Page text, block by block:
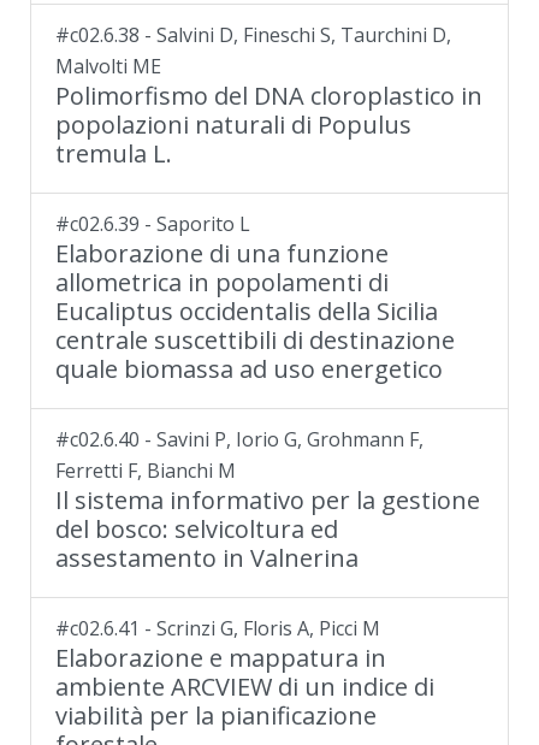
#c02.6.38 - Salvini D, Fineschi S, Taurchini D,
Malvolti ME
Polimorfismo del DNA cloroplastico in
popolazioni naturali di Populus
tremula L.
#c02.6.39 - Saporito L
Elaborazione di una funzione
allometrica in popolamenti di
Eucaliptus occidentalis della Sicilia
centrale suscettibili di destinazione
quale biomassa ad uso energetico
#c02.6.40 - Savini P, Iorio G, Grohmann F,
Ferretti F, Bianchi M
Il sistema informativo per la gestione
del bosco: selvicoltura ed
assestamento in Valnerina
#c02.6.41 - Scrinzi G, Floris A, Picci M
Elaborazione e mappatura in
ambiente ARCVIEW di un indice di
viabilità per la pianificazione